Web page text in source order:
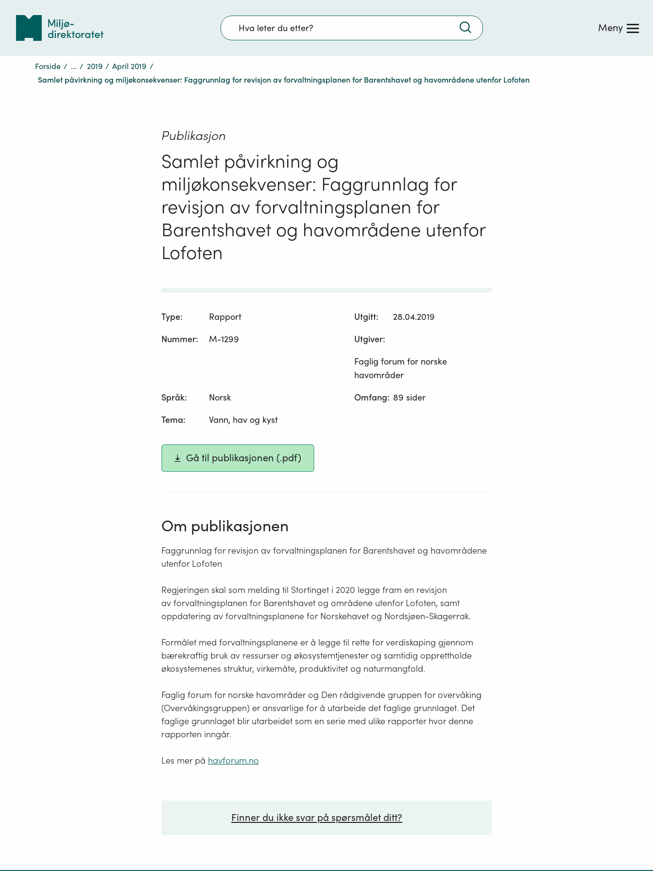
Søk
Trykk
søke
Meny
Forside / ... / 2019 / April 2019 /
Samlet påvirkning og miljøkonsekvenser: Faggrunnlag for revisjon av forvaltningsplanen for Barentshavet og havområdene utenfor Lofoten
Publikasjon
Samlet påvirkning og
miljøkonsekvenser: Faggrunnlag for
revisjon av forvaltningsplanen for
Barentshavet og havområdene utenfor
Lofoten
Type: Rapport Utgitt:
28.04.2019
Nummer: M-1299 Utgiver:
Faglig forum for norske
havområder
Språk: Norsk Omfang: 89 sider
Tema: Vann, hav og kyst
Gå til publikasjonen (.pdf)
Om publikasjonen
Faggrunnlag for revisjon av forvaltningsplanen for Barentshavet og havområdene
utenfor Lofoten
Regjeringen skal som melding til Stortinget i 2020 legge fram en revisjon
av forvaltningsplanen for Barentshavet og områdene utenfor Lofoten, samt
oppdatering av forvaltningsplanene for Norskehavet og Nordsjøen-Skagerrak.
Formålet med forvaltningsplanene er å legge til rette for verdiskaping gjennom
bærekraftig bruk av ressurser og økosystemtjenester og samtidig opprettholde
økosystemenes struktur, virkemåte, produktivitet og naturmangfold.
Faglig forum for norske havområder og Den rådgivende gruppen for overvåking
(Overvåkingsgruppen) er ansvarlige for å utarbeide det faglige grunnlaget. Det
faglige grunnlaget blir utarbeidet som en serie med ulike rapporter hvor denne
rapporten inngår.
Les mer på havforum.no
Finner du ikke svar på spørsmålet ditt?